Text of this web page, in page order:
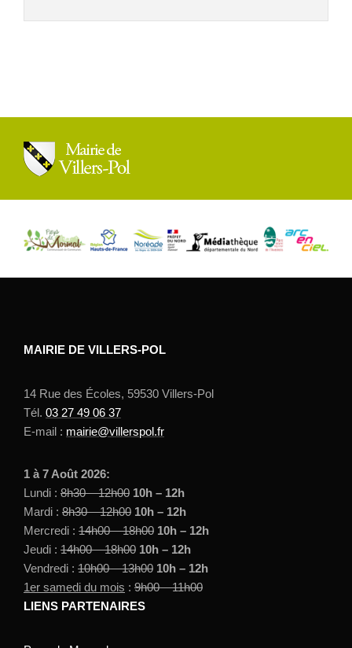
MAIRIE DE VILLERS-POL
14 Rue des Écoles, 59530 Villers-Pol
Tél. 03 27 49 06 37
E-mail : mairie@villerspol.fr
1 à 7 Août 2026:
Lundi : 8h30 – 12h00 10h – 12h
Mardi : 8h30 – 12h00 10h – 12h
Mercredi : 14h00 – 18h00 10h – 12h
Jeudi : 14h00 – 18h00 10h – 12h
Vendredi : 10h00 – 13h00 10h – 12h
1er samedi du mois : 9h00 – 11h00
LIENS PARTENAIRES